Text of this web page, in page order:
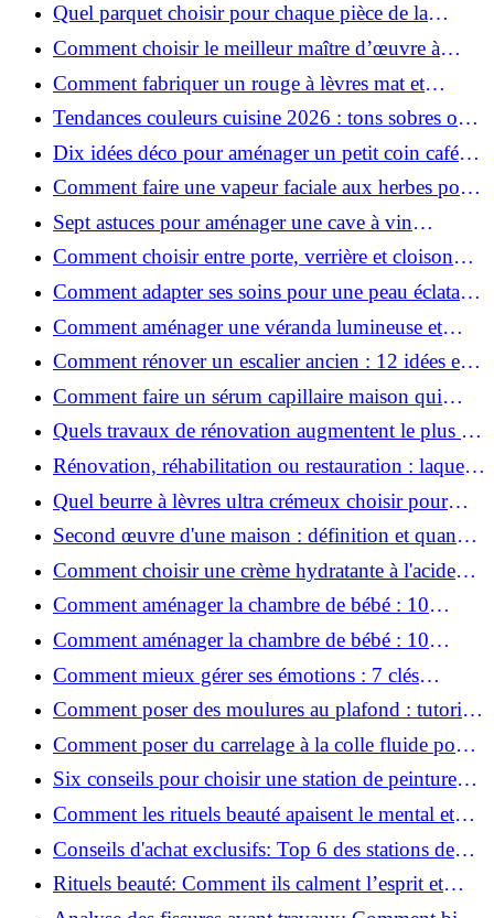
Quel parquet choisir pour chaque pièce de la
maison ?
Comment choisir le meilleur maître d’œuvre à
Grenoble en 2026 ?
Comment fabriquer un rouge à lèvres mat et
hydratant fait maison ?
Tendances couleurs cuisine 2026 : tons sobres ou
colorés, que choisir ?
Dix idées déco pour aménager un petit coin café
chez soi
Comment faire une vapeur faciale aux herbes pour
une peau plus saine et rajeunie ?
Sept astuces pour aménager une cave à vin
naturelle chez soi
Comment choisir entre porte, verrière et cloison
coulissante pour séparer vos pièces ?
Comment adapter ses soins pour une peau éclatante
en hiver ?
Comment aménager une véranda lumineuse et
conviviale : 12 idées déco
Comment rénover un escalier ancien : 12 idées et
astuces faciles pas à pas
Comment faire un sérum capillaire maison qui
stimule réellement la pousse des cheveux ?
Quels travaux de rénovation augmentent le plus la
valeur d'une maison pour la revente ?
Rénovation, réhabilitation ou restauration : laquelle
convient le mieux à mon logement ?
Quel beurre à lèvres ultra crémeux choisir pour
lèvres sèches et gercées?
Second œuvre d'une maison : définition et quand
le réaliser
Comment choisir une crème hydratante à l'acide
hyaluronique et niacinamide ?
Comment aménager la chambre de bébé : 10
conseils sécurité, déco et rangement
Comment aménager la chambre de bébé : 10
conseils sécurité, déco et rangement
Comment mieux gérer ses émotions : 7 clés
pratiques
Comment poser des moulures au plafond : tutoriel
vidéo pas à pas ?
Comment poser du carrelage à la colle fluide pour
un rendu professionnel ?
Six conseils pour choisir une station de peinture
basse pression
Comment les rituels beauté apaisent le mental et
créent des moments pour soi ?
Conseils d'achat exclusifs: Top 6 des stations de
peinture basse pression incontournables!
Rituels beauté: Comment ils calment l’esprit et
chouchoutent votre âme!